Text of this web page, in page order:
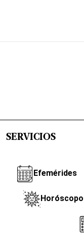
SERVICIOS
Efemérides